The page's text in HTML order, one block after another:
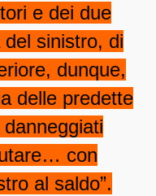
e dei due
sinistro, di
dunque,
delle predette
con
al saldo”.